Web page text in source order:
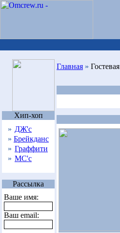
Хип-хоп
» ДЖ'с
» Брейкданс
» Граффити
» МС'с
Рассылка
Ваше имя:
Ваш email:
Главная » Гостевая